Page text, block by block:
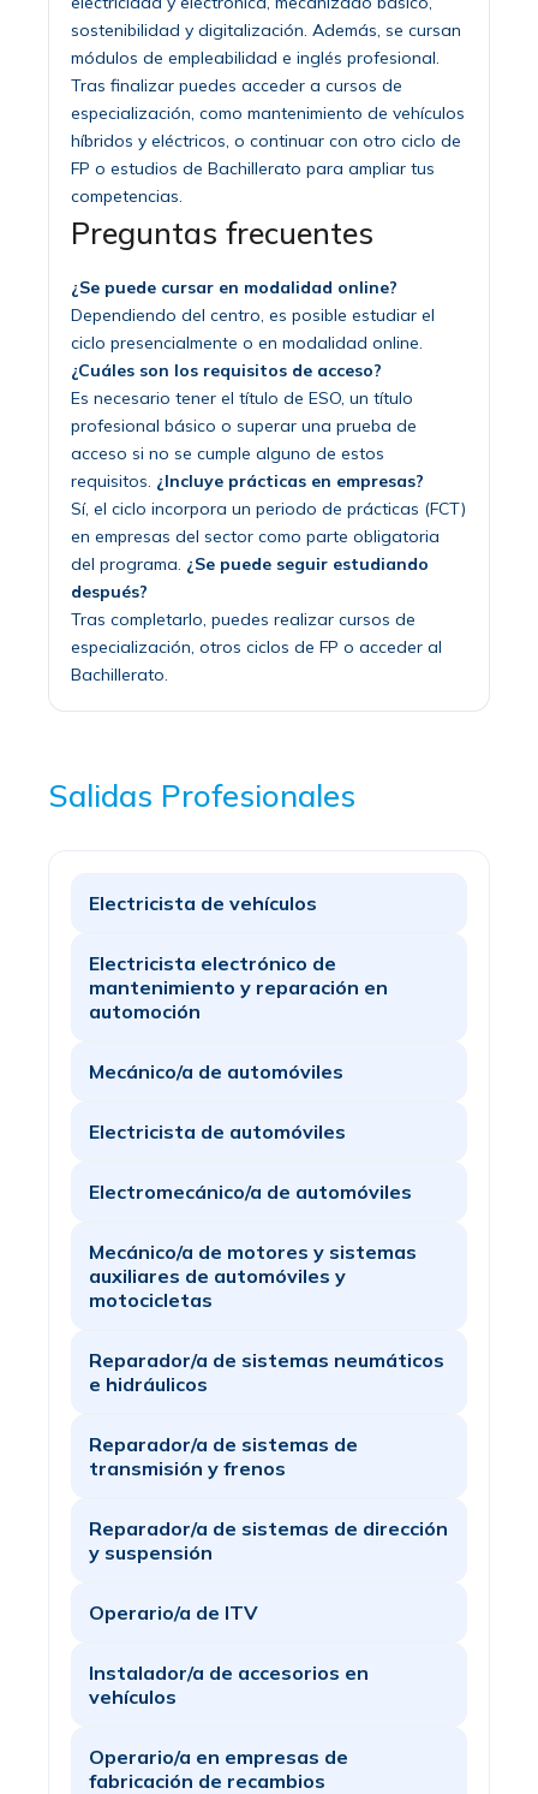
sostenibilidad y digitalización. Además, se cursan
módulos de empleabilidad e inglés profesional.
Tras finalizar puedes acceder a cursos de
especialización, como mantenimiento de vehículos
híbridos y eléctricos, o continuar con otro ciclo de
FP o estudios de Bachillerato para ampliar tus
competencias.
Preguntas frecuentes
¿Se puede cursar en modalidad online?
Dependiendo del centro, es posible estudiar el
ciclo presencialmente o en modalidad online.
¿Cuáles son los requisitos de acceso?
Es necesario tener el título de ESO, un título
profesional básico o superar una prueba de
acceso si no se cumple alguno de estos
requisitos. ¿Incluye prácticas en empresas?
Sí, el ciclo incorpora un periodo de prácticas (FCT)
en empresas del sector como parte obligatoria
del programa. ¿Se puede seguir estudiando
después?
Tras completarlo, puedes realizar cursos de
especialización, otros ciclos de FP o acceder al
Bachillerato.
Salidas Profesionales
Electricista de vehículos
Electricista electrónico de
mantenimiento y reparación en
automoción
Mecánico/a de automóviles
Electricista de automóviles
Electromecánico/a de automóviles
Mecánico/a de motores y sistemas
auxiliares de automóviles y
motocicletas
Reparador/a de sistemas neumáticos
e hidráulicos
Reparador/a de sistemas de
transmisión y frenos
Reparador/a de sistemas de dirección
y suspensión
Operario/a de ITV
Instalador/a de accesorios en
vehículos
Operario/a en empresas de
fabricación de recambios